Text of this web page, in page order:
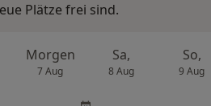
Plätze frei sind.
Morgen
7 Aug
Sa,
8 Aug
So,
9 Aug